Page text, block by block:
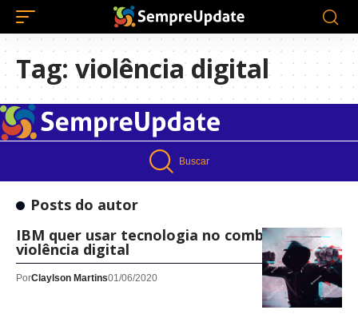
Tag: violência digital
Buscar
Posts do autor
IBM quer usar tecnologia no combate à
violência digital
PorClaylson Martins01/06/2020